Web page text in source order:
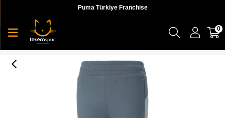
Puma Türkiye Franchise
0